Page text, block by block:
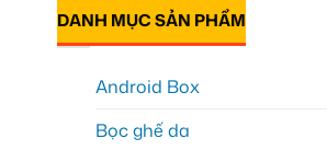
DANH MỤC SẢN PHẨM
Android Box
Bọc ghế da